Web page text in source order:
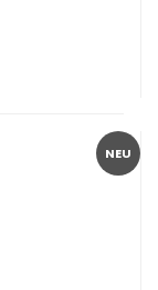
NEU